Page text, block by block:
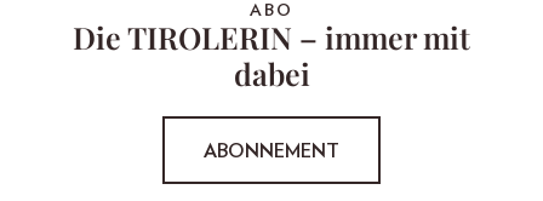
ABO
Die TIROLERIN – immer mit
dabei
ABONNEMENT